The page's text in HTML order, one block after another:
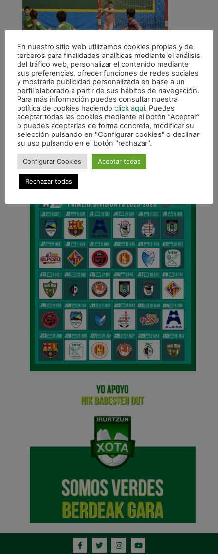
ANTERIOR
Los benjamines del Xota conquistan el I Torneo Nacional de Kukuiaga
CALENDARIO DE LIGA
En nuestro sitio web utilizamos cookies propias y de
terceros para finalidades analíticas mediante el análisis
del tráfico web, personalizar el contenido mediante
sus preferencias, ofrecer funciones de redes sociales
y mostrarle publicidad personalizada en base a un
perfil elaborado a partir de sus hábitos de navegación.
Para más información puedes consultar nuestra
política de cookies haciendo click aqui. Puedes
aceptar todas las cookies mediante el botón “Aceptar”
o puedes aceptarlas de forma concreta, modificar su
selección pulsando en "Configurar cookies" o declinar
su uso pulsando en el botón "rechazar".
Configurar Cookies Aceptar todas
Rechazar todas